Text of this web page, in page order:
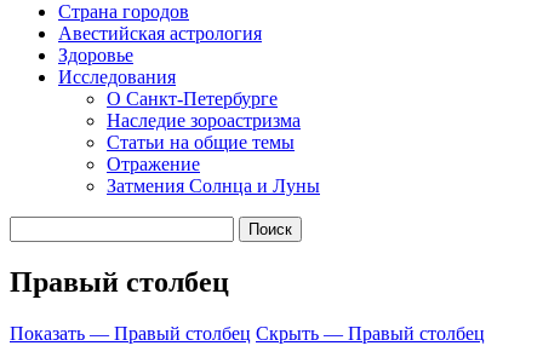
Страна городов
Авестийская астрология
Здоровье
Исследования
О Санкт-Петербурге
Наследие зороастризма
Cтатьи на общие темы
Отражение
Затмения Солнца и Луны
Правый столбец
Показать — Правый столбец Скрыть — Правый столбец